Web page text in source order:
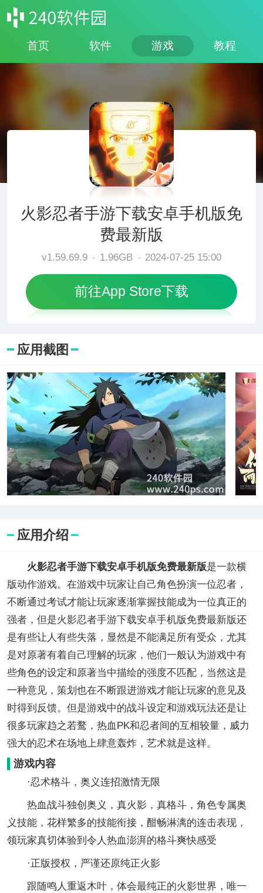
首页 软件 游戏 教程
火影忍者手游下载安卓手机版免
费最新版
v1.59.69.9 1.96GB 2024-07-25 15:00
前往App Store下载
应用截图
应用介绍
火影忍者手游下载安卓手机版免费最新版是一款横
版动作游戏。在游戏中玩家让自己角色扮演一位忍者，
不断通过考试才能让玩家逐渐掌握技能成为一位真正的
强者，但是火影忍者手游下载安卓手机版免费最新版还
是有些让人有些失落，显然是不能满足所有受众，尤其
是对原著有着自己理解的玩家，他们一般认为游戏中有
些角色的设定和原著当中描绘的强度不匹配，当然这是
一种意见，策划也在不断跟进游戏才能让玩家的意见及
时得到反馈。但是游戏中的战斗设定和游戏玩法还是让
很多玩家趋之若鹜，热血PK和忍者间的互相较量，威力
强大的忍术在场地上肆意轰炸，艺术就是这样。
游戏内容
·忍术格斗，奥义连招激情无限
热血战斗独创奥义，真火影，真格斗，角色专属奥
义技能，花样繁多的技能衔接，酣畅淋漓的连击表现，
领玩家真切体验到令人热血澎湃的格斗爽快感受
·正版授权，严谨还原纯正火影
跟随鸣人重返木叶，体会最纯正的火影世界，唯一